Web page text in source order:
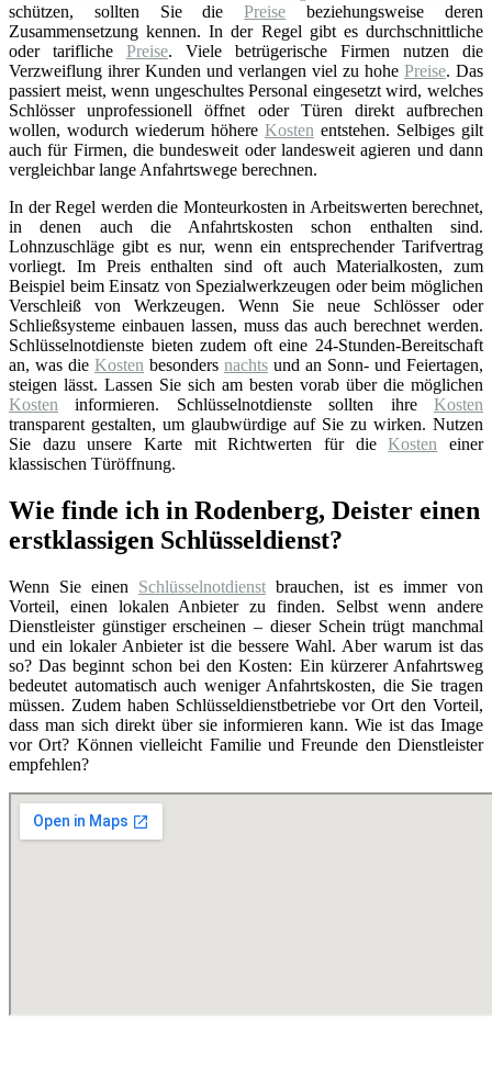
schützen, sollten Sie diePreise beziehungsweise deren
Zusammensetzung kennen. In der Regel gibt es durchschnittliche
oder tarifliche Preise. Viele betrügerische Firmen nutzen die
Verzweiflung ihrer Kunden und verlangen viel zu hohe Preise. Das
passiert meist, wenn ungeschultes Personal eingesetzt wird, welches
Schlösser unprofessionell öffnet oder Türen direkt aufbrechen
wollen, wodurch wiederum höhere Kosten entstehen. Selbiges gilt
auch für Firmen, die bundesweit oder landesweit agieren und dann
vergleichbar lange Anfahrtswege berechnen.
In der Regel werden die Monteurkosten in Arbeitswerten berechnet,
in denen auch die Anfahrtskosten schon enthalten sind.
Lohnzuschläge gibt es nur, wenn ein entsprechender Tarifvertrag
vorliegt. Im Preis enthalten sind oft auch Materialkosten, zum
Beispiel beim Einsatz von Spezialwerkzeugen oder beim möglichen
Verschleiß von Werkzeugen. Wenn Sie neue Schlösser oder
Schließsysteme einbauen lassen, muss das auch berechnet werden.
Schlüsselnotdienste bieten zudem oft eine 24-Stunden-Bereitschaft
an, was die Kosten besonders nachts und an Sonn- und Feiertagen,
steigen lässt. Lassen Sie sich am besten vorab über die möglichen
Kosten informieren. Schlüsselnotdienste sollten ihre Kosten
transparent gestalten, um glaubwürdige auf Sie zu wirken. Nutzen
Sie dazu unsere Karte mit Richtwerten für dieKosten einer
klassischen Türöffnung.
Wie finde ich in Rodenberg, Deister einen
erstklassigen Schlüsseldienst?
Wenn Sie einen Schlüsselnotdienst brauchen, ist es immer von
Vorteil, einen lokalen Anbieter zu finden. Selbst wenn andere
Dienstleister günstiger erscheinen – dieser Schein trügt manchmal
und ein lokaler Anbieter ist die bessere Wahl. Aber warum ist das
so? Das beginnt schon bei den Kosten: Ein kürzerer Anfahrtsweg
bedeutet automatisch auch weniger Anfahrtskosten, die Sie tragen
müssen. Zudem haben Schlüsseldienstbetriebe vor Ort den Vorteil,
dass man sich direkt über sie informieren kann. Wie ist das Image
vor Ort? Können vielleicht Familie und Freunde den Dienstleister
empfehlen?